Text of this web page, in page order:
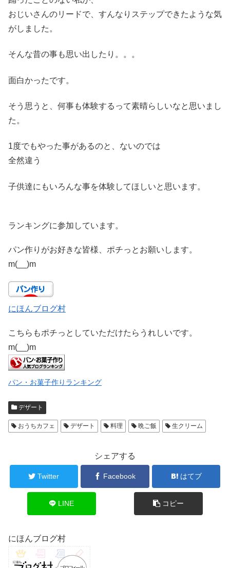
おじいさんのリードで、すんなりステップできたような気
がしました。
そんな昔の事も思い出したり。。。
面白かったです。
そう思うと、何事も体験するって素晴らしいなと思いまし
た。
1度でもやった事があるのと、ないのでは
全然違う
子供達にもいろんな事を体験してほしいと思います。
ランキングに参加しています。
パン作りがお好きな皆様、ポチっとお願いします。
m(__)m
にほんブログ村
こちらもポチっとしていただけたらうれしいです。
m(__)m
パン・お菓子作りランキング
デザート
おうちカフェ デザート 料理 晩ご飯 生クリーム
シェアする
Twitter Facebook はてブ
LINE コピー
にほんブログ村